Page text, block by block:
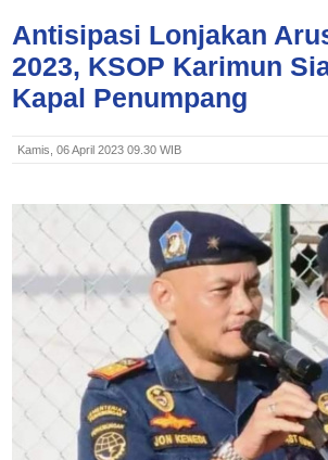
Antisipasi Lonjakan
2023, KSOP Karimun
Kapal Penumpang
Kamis, 06 April 2023 09.30 WIB